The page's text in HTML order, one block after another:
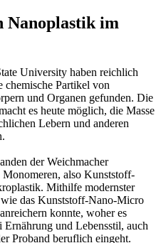
Nanoplastik im
University haben reichlich
Partikel von
und Organen gefunden. Die
es heute möglich, die Masse
Lebern und anderen
der Weichmacher
also Kunststoff-
Mithilfe modernster
das Kunststoff-Nano-Micro
konnte, woher es
Ernährung und Lebensstil, auch
Proband beruflich eingeht.